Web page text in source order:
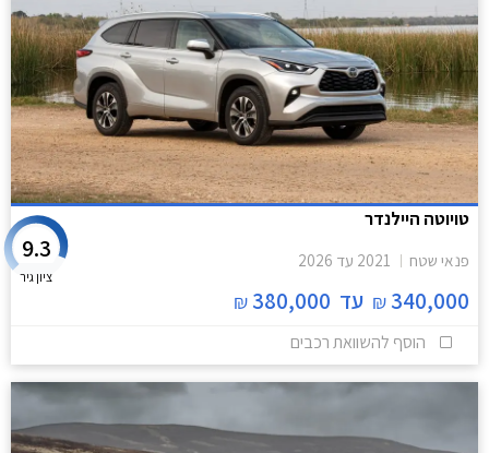
טויוטה היילנדר
פנאי שטח 2021 עד 2026
340,000
₪ עד 380,000
₪
9.3
ציון גיר
הוסף להשוואת רכבים